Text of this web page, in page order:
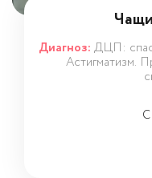
Диагноз: ДЦП:
Астигматизм.